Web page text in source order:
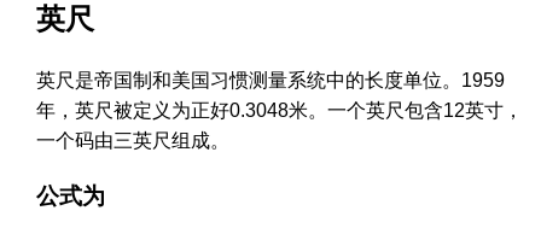
英尺
英尺是帝国制和美国习惯测量系统中的长度单位。1959
年，英尺被定义为正好0.3048米。一个英尺包含12英寸，
一个码由三英尺组成。
公式为